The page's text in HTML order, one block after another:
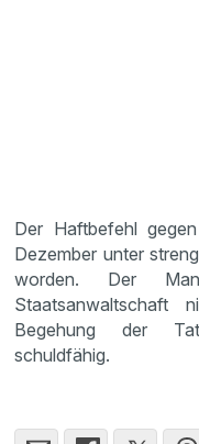
Der Haftbefehl
Dezember unter
worden. Der
Begehung der
schuldfähig.